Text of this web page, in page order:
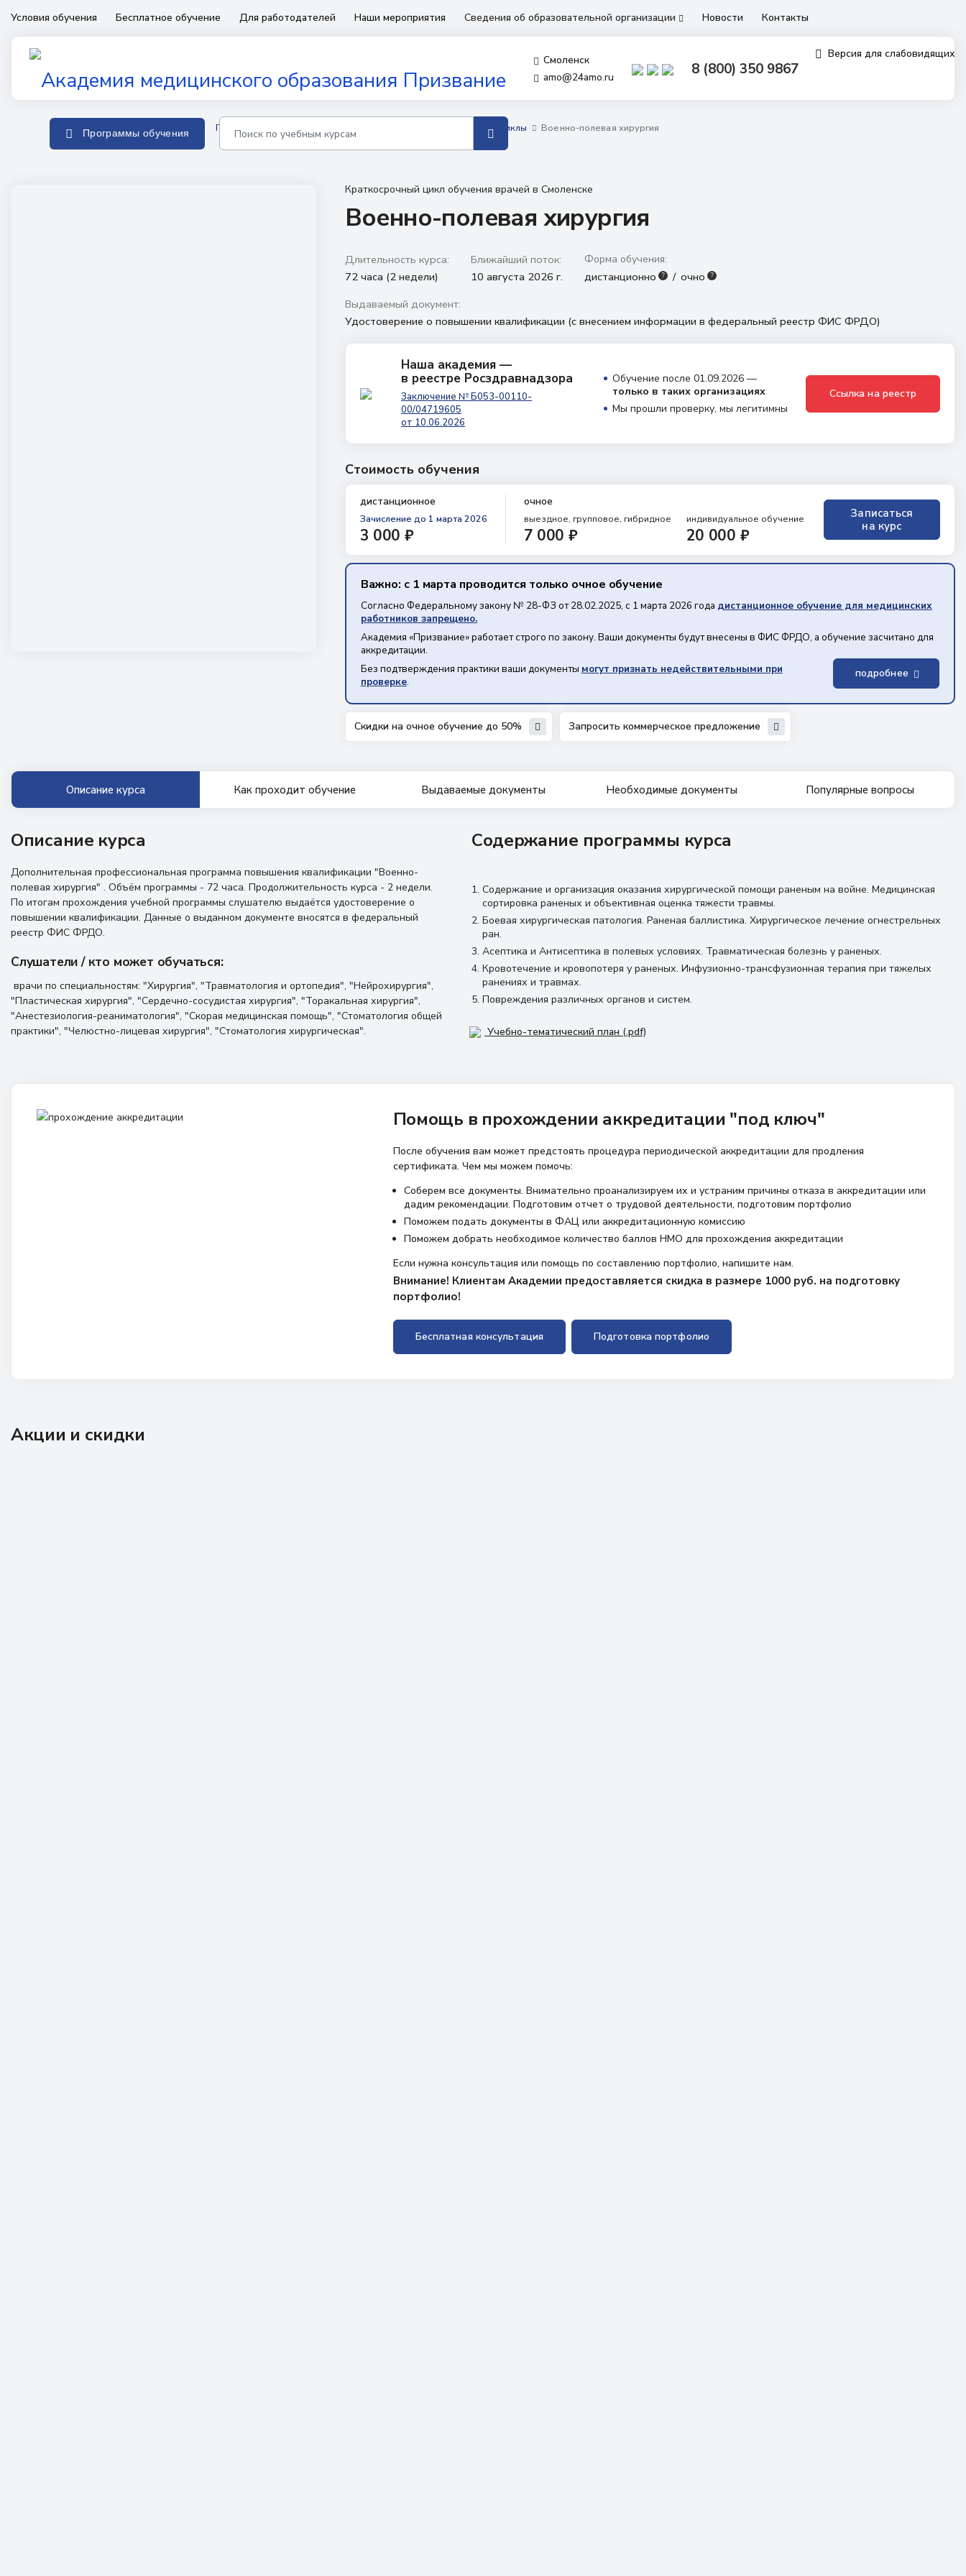
Условия обучения Бесплатное обучение Для работодателей Наши мероприятия Сведения об образовательной организации Новости Контакты
Версия для слабовидящих
8 (800) 350 9867
Смоленск
amo@24amo.ru
Программы обучения Главная Программы обучения для врачей Краткосрочные циклы Военно-полевая хирургия
Краткосрочный цикл обучения врачей в Смоленске
Военно-полевая хирургия
Длительность курса:
72 часа (2 недели)
Ближайший поток:
10 августа 2026 г.
Форма обучения:
дистанционно ? очно ?
Выдаваемый документ:
Удостоверение о повышении квалификации (с внесением информации в федеральный реестр ФИС ФРДО)
Наша академия —
в реестре Росздравнадзора
Заключение № Б053-00110-
00/04719605
от 10.06.2026
Обучение после 01.09.2026 —
только в таких организациях
Мы прошли проверку, мы легитимны
Ссылка на реестр
Стоимость обучения
дистанционное
Зачисление до 1 марта 2026
3 000 ₽
очное
выездное, групповое, гибридное
7 000 ₽
индивидуальное обучение
20 000 ₽
Записаться
на курс
Важно: с 1 марта проводится только очное обучение
Согласно Федеральному закону № 28-ФЗ от 28.02.2025, с 1 марта 2026 года дистанционное обучение для медицинских
работников запрещено.
Академия «Призвание» работает строго по закону. Ваши документы будут внесены в ФИС ФРДО, а обучение засчитано для
аккредитации.
Без подтверждения практики ваши документы могут признать недействительными при
проверке.
подробнее
Скидки на очное обучение до 50% Запросить коммерческое предложение
Описание курса Как проходит обучение Выдаваемые документы Необходимые документы Популярные вопросы
Описание курса
Дополнительная профессиональная программа повышения квалификации "Военно-
полевая хирургия" . Объём программы - 72 часа. Продолжительность курса - 2 недели.
По итогам прохождения учебной программы слушателю выдаётся удостоверение о
повышении квалификации. Данные о выданном документе вносятся в федеральный
реестр ФИС ФРДО.
Слушатели / кто может обучаться:
врачи по специальностям: "Хирургия", "Травматология и ортопедия", "Нейрохирургия",
"Пластическая хирургия", "Сердечно-сосудистая хирургия", "Торакальная хирургия",
"Анестезиология-реаниматология", "Скорая медицинская помощь", "Стоматология общей
практики", "Челюстно-лицевая хирургия", "Стоматология хирургическая".
Содержание программы курса
Содержание и организация оказания хирургической помощи раненым на войне. Медицинская
сортировка раненых и объективная оценка тяжести травмы.
Боевая хирургическая патология. Раненая баллистика. Хирургическое лечение огнестрельных
ран.
Асептика и Антисептика в полевых условиях. Травматическая болезнь у раненых.
Кровотечение и кровопотеря у раненых. Инфузионно-трансфузионная терапия при тяжелых
ранениях и травмах.
Повреждения различных органов и систем.
Учебно-тематический план (.pdf)
Помощь в прохождении аккредитации "под ключ"
После обучения вам может предстоять процедура периодической аккредитации для продления
сертификата. Чем мы можем помочь:
Соберем все документы. Внимательно проанализируем их и устраним причины отказа в аккредитации или
дадим рекомендации. Подготовим отчет о трудовой деятельности, подготовим портфолио
Поможем подать документы в ФАЦ или аккредитационную комиссию
Поможем добрать необходимое количество баллов НМО для прохождения аккредитации
Если нужна консультация или помощь по составлению портфолио, напишите нам.
Внимание! Клиентам Академии предоставляется скидка в размере 1000 руб. на подготовку
портфолио!
Бесплатная консультация Подготовка портфолио
Акции и скидки